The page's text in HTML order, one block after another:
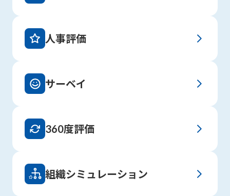
人事評価
サーベイ
360度評価
組織シミュレーション